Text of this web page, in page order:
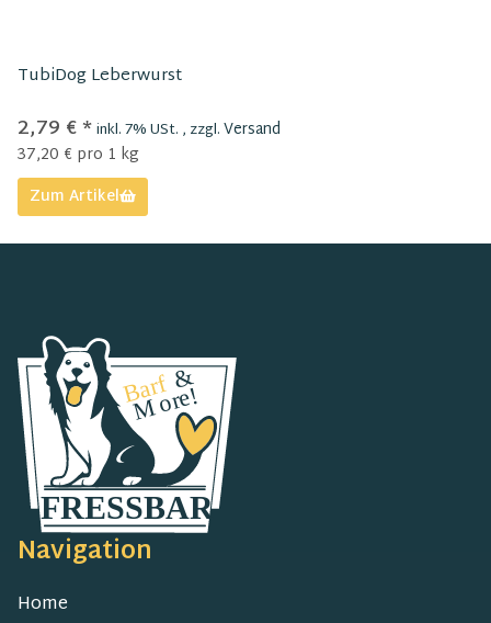
TubiDog Leberwurst
2,79 €*inkl. 7% USt. , zzgl.Versand
37,20 € pro 1 kg
Zum Artikel
Navigation
Home